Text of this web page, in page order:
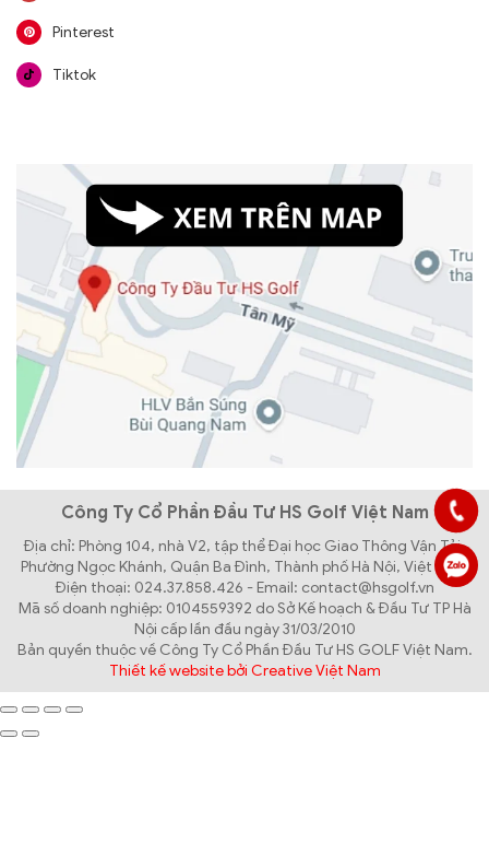
Pinterest
Tiktok
Công Ty Cổ Phần Đầu Tư HS Golf Việt Nam
Địa chỉ: Phòng 104, nhà V2, tập thể Đại học Giao Thông Vận Tải,
Phường Ngọc Khánh, Quận Ba Đình, Thành phố Hà Nội, Việt Nam
Điện thoại: 024.37.858.426 - Email: contact@hsgolf.vn
Mã số doanh nghiệp: 0104559392 do Sở Kế hoạch & Đầu Tư TP Hà
Nội cấp lần đầu ngày 31/03/2010
Bản quyền thuộc về Công Ty Cổ Phần Đầu Tư HS GOLF Việt Nam.
Thiết kế website bởi Creative Việt Nam